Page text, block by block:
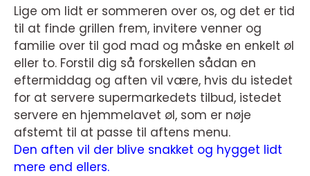
Lige om lidt er sommeren over os, og det er tid
til at finde grillen frem, invitere venner og
familie over til god mad og måske en enkelt øl
eller to. Forstil dig så forskellen sådan en
eftermiddag og aften vil være, hvis du istedet
for at servere supermarkedets tilbud, istedet
servere en hjemmelavet øl, som er nøje
afstemt til at passe til aftens menu.
Den aften vil der blive snakket og hygget lidt
mere end ellers.